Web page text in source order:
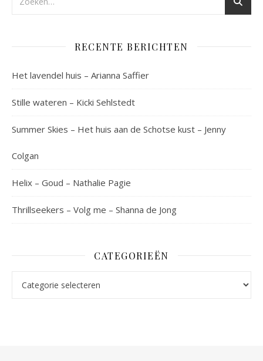
RECENTE BERICHTEN
Het lavendel huis – Arianna Saffier
Stille wateren – Kicki Sehlstedt
Summer Skies – Het huis aan de Schotse kust – Jenny
Colgan
Helix – Goud – Nathalie Pagie
Thrillseekers – Volg me – Shanna de Jong
CATEGORIEËN